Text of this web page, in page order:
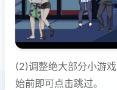
(2)调整绝大部分小游
始前即可点击跳过。